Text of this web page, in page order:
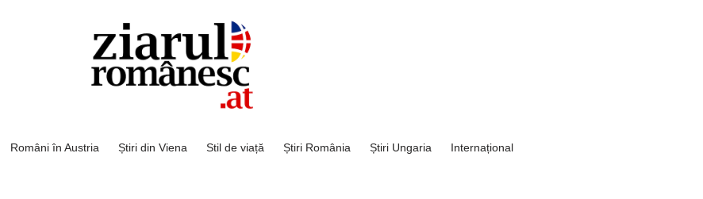
Români în Austria Știri din Viena Stil de viață Știri România Știri Ungaria
Internațional